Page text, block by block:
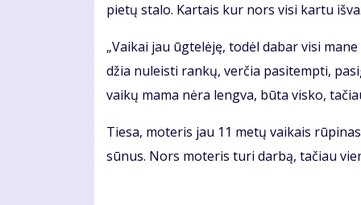
pie­tų sta­lo. Kar­tais kur nors vi­si kar­tu
„Vai­kai jau ūg­te­lė­ję, to­dėl da­bar vi­si
džia nu­leis­ti ran­kų, ver­čia pa­si­temp­ti,
vai­kų ma­ma nė­ra leng­va, bū­ta vis­ko,
Tie­sa, mo­te­ris jau 11 me­tų vai­kais
sū­nus. Nors mo­te­ris tu­ri dar­bą, ta­čiau